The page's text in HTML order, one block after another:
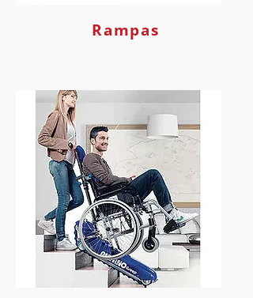
Rampas